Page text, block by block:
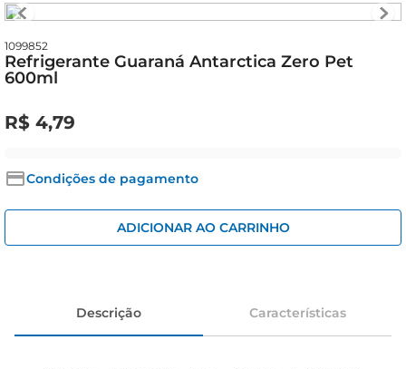
1099852
Refrigerante Guaraná Antarctica Zero Pet
600ml
R$ 4,79
Condições de pagamento
ADICIONAR AO CARRINHO
Descrição Características
queijo
arroz
cerveja
papel higiênico